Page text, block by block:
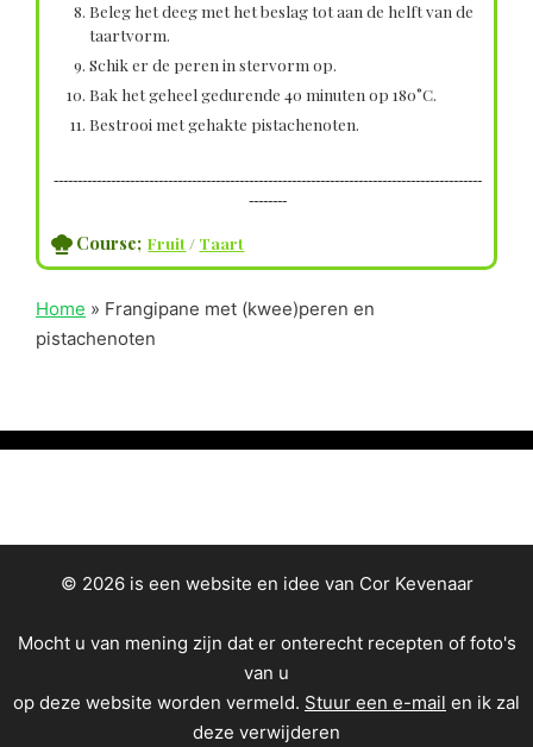
Beleg het deeg met het beslag tot aan de helft van de
taartvorm.
Schik er de peren in stervorm op.
Bak het geheel gedurende 40 minuten op 180°C.
Bestrooi met gehakte pistachenoten.
------------------------------------------------------------------------------------------
--------
Course; Fruit / Taart
Home » Frangipane met (kwee)peren en
pistachenoten
© 2026 is een website en idee van Cor Kevenaar
Mocht u van mening zijn dat er onterecht recepten of foto's
van u
op deze website worden vermeld. Stuur een e-mail en ik zal
deze verwijderen